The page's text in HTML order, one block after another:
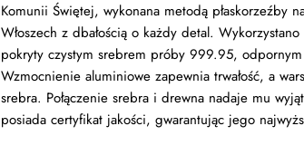
Komunii Świętej, wykonana metodą płaskorzeźby
Włoszech z dbałością o każdy detal.
pokryty czystym srebrem próby 999.95,
Wzmocnienie aluminiowe zapewnia trwałość, a
srebra. Połączenie srebra i drewna nadaje mu
posiada certyfikat jakości, gwarantując jego